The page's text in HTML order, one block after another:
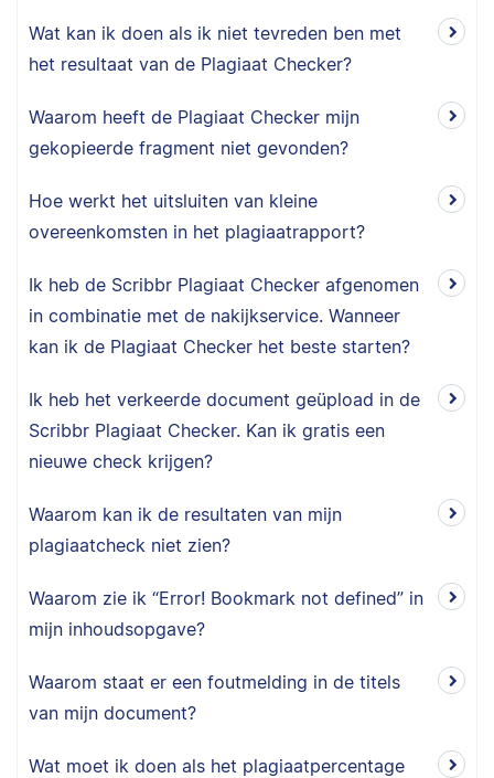
Wat kan ik doen als ik niet tevreden ben met
het resultaat van de Plagiaat Checker?
Waarom heeft de Plagiaat Checker mijn
gekopieerde fragment niet gevonden?
Hoe werkt het uitsluiten van kleine
overeenkomsten in het plagiaatrapport?
Ik heb de Scribbr Plagiaat Checker afgenomen
in combinatie met de nakijkservice. Wanneer
kan ik de Plagiaat Checker het beste starten?
Ik heb het verkeerde document geüpload in de
Scribbr Plagiaat Checker. Kan ik gratis een
nieuwe check krijgen?
Waarom kan ik de resultaten van mijn
plagiaatcheck niet zien?
Waarom zie ik “Error! Bookmark not defined” in
mijn inhoudsopgave?
Waarom staat er een foutmelding in de titels
van mijn document?
Wat moet ik doen als het plagiaatpercentage